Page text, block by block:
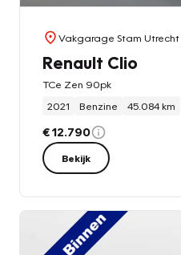
Vakgarage Stam Utrecht
Renault Clio
TCe Zen 90pk
2021
Benzine 45.084 km
€ 12.790
Bekijk